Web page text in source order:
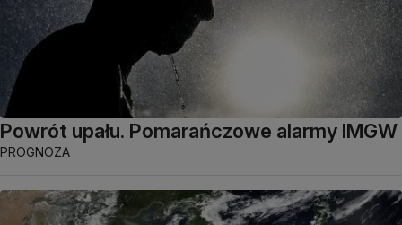
Powrót upału. Pomarańczowe alarmy IMGW
PROGNOZA